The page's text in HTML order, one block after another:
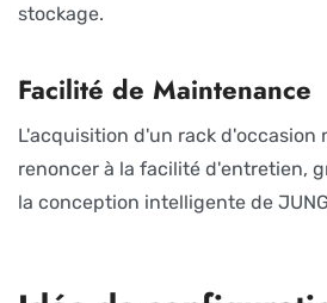
stockage.
Facilité de Maintenance
L'acquisition d'un rack d'occasion
renoncer à la facilité d'entretien,
la conception intelligente de